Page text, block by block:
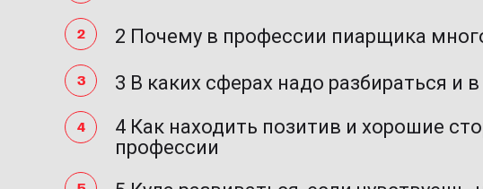
2 Почему в профессии пиарщика
3 В каких сферах надо разбираться и
4 Как находить позитив и хорошие
профессии